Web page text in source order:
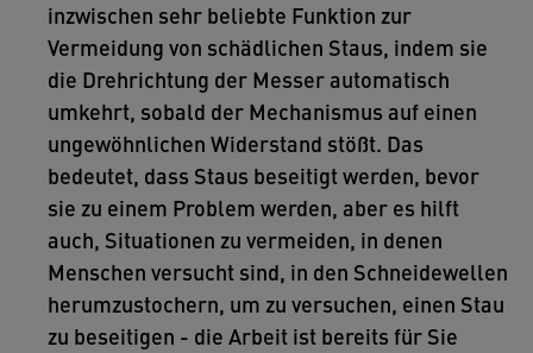
inzwischen sehr beliebte Funktion zur
Vermeidung von schädlichen Staus, indem sie
die Drehrichtung der Messer automatisch
umkehrt, sobald der Mechanismus auf einen
ungewöhnlichen Widerstand stößt. Das
bedeutet, dass Staus beseitigt werden, bevor
sie zu einem Problem werden, aber es hilft
auch, Situationen zu vermeiden, in denen
Menschen versucht sind, in den Schneidewellen
herumzustochern, um zu versuchen, einen Stau
zu beseitigen - die Arbeit ist bereits für Sie